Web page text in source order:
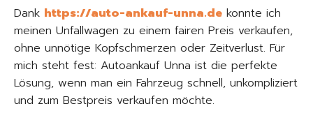
Dank https://auto-ankauf-unna.de konnte ich
meinen Unfallwagen zu einem fairen Preis verkaufen,
ohne unnötige Kopfschmerzen oder Zeitverlust. Für
mich steht fest: Autoankauf Unna ist die perfekte
Lösung, wenn man ein Fahrzeug schnell, unkompliziert
und zum Bestpreis verkaufen möchte.